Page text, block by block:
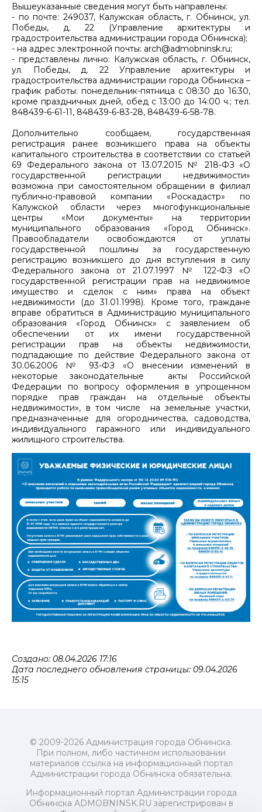
Вышеуказанные сведения могут быть направлены:
- по почте: 249037, Калужская область, г. Обнинск, ул.
Победы, д. 22 (Управление архитектуры и
градостроительства администрации города Обнинска);
- на адрес электронной почты: arch@admobninsk.ru;
- представлены лично: Калужская область, г. Обнинск,
ул. Победы, д. 22 Управление архитектуры и
градостроительства администрации города Обнинска –
график работы: понедельник-пятница с 08:30 до 16:30,
кроме праздничных дней, обед с 13:00 до 14:00 ч.; тел.
848439-6-61-11, 848439-6-83-28, 848439-6-58-78.
Дополнительно сообщаем, государственная
регистрация ранее возникшего права на объекты
капитального строительства в соответствии со статьей
69 Федерального закона от 13.07.2015 № 218-ФЗ «О
государственной регистрации недвижимости»
возможна при самостоятельном обращении в филиал
публично-правовой компании «Роскадастр» по
Калужской области через многофункциональные
центры «Мои документы» на территории
муниципального образования «Город Обнинск».
Правообладатели освобождаются от уплаты
государственной пошлины за государственную
регистрацию возникшего до дня вступления в силу
Федерального закона от 21.07.1997 № 122-ФЗ «О
государственной регистрации прав на недвижимое
имущество и сделок с ним» права на объект
недвижимости (до 31.01.1998). Кроме того, граждане
вправе обратиться в Администрацию муниципального
образования «Город Обнинск» с заявлением об
обеспечении от их имени государственной
регистрации прав на объекты недвижимости,
подпадающие по действие Федерального закона от
30.06.2006 № 93-ФЗ «О внесении изменений в
некоторые законодательные акты Российской
Федерации по вопросу оформления в упрощенном
порядке прав граждан на отдельные объекты
недвижимости», в том числе на земельные участки,
предназначенные для огородничества, садоводства,
индивидуального гаражного или индивидуального
жилищного строительства.
Создано: 08.04.2026 17:16
Дата последнего обновления страницы: 09.04.2026
15:15
© 2009-2026 Администрация города Обнинска.
При полном, либо частичном использовании
материалов ссылка на информационный портал
Администрации города Обнинска обязательна.
Информационный портал Администрации города
Обнинска ADMOBNINSK.RU зарегистрирован в